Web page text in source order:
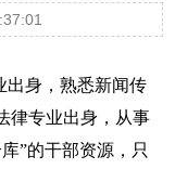
出身，熟悉新闻传
律专业出身，从事
”的干部资源，只